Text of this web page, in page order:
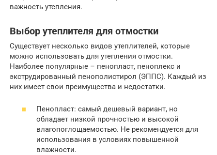
важность утепления.
Выбор утеплителя для отмостки
Существует несколько видов утеплителей, которые
можно использовать для утепления отмостки.
Наиболее популярные – пенопласт, пеноплекс и
экструдированный пенополистирол (ЭППС). Каждый из
них имеет свои преимущества и недостатки.
Пенопласт: самый дешевый вариант, но
обладает низкой прочностью и высокой
влагопоглощаемостью. Не рекомендуется для
использования в условиях повышенной
влажности.